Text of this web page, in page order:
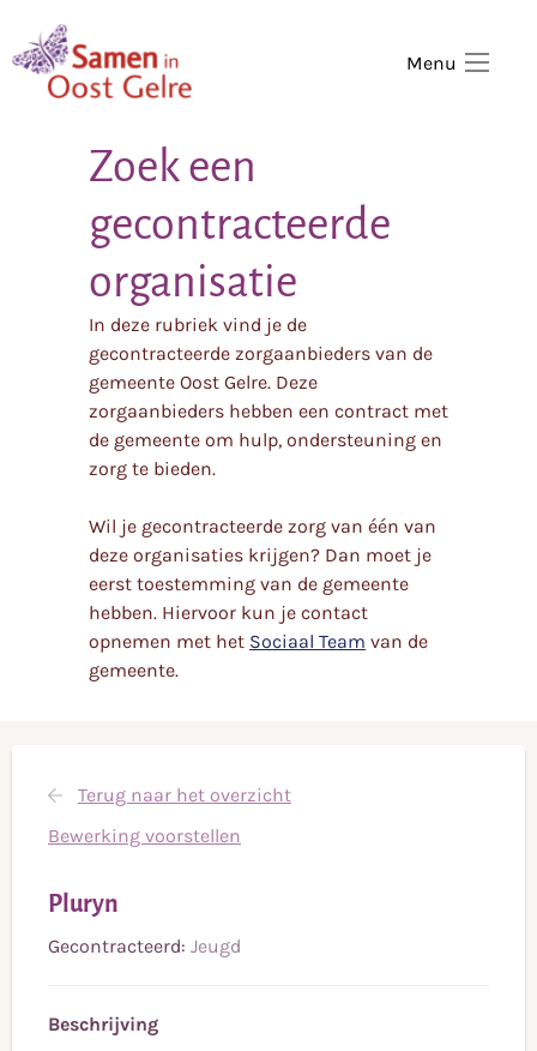
Menu
Zoek een
gecontracteerde
organisatie
In deze rubriek vind je de
gecontracteerde zorgaanbieders van de
gemeente Oost Gelre. Deze
zorgaanbieders hebben een contract met
de gemeente om hulp, ondersteuning en
zorg te bieden.
Wil je gecontracteerde zorg van één van
deze organisaties krijgen? Dan moet je
eerst toestemming van de gemeente
hebben. Hiervoor kun je contact
opnemen met het Sociaal Team van de
gemeente.
Terug naar het overzicht
Bewerking voorstellen
Pluryn
Gecontracteerd: Jeugd
Beschrijving